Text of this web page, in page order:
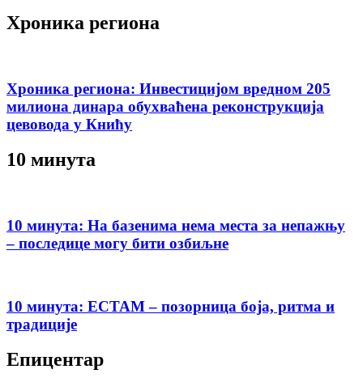
Хроника региона
Хроника региона: Инвестицијом вредном 205
милиона динара обухваћена реконструкција
цевовода у Книћу
10 минута
10 минута: На базенима нема места за непажњу
– последице могу бити озбиљне
10 минута: ЕСТАМ – позорница боја, ритма и
традиције
Епицентар